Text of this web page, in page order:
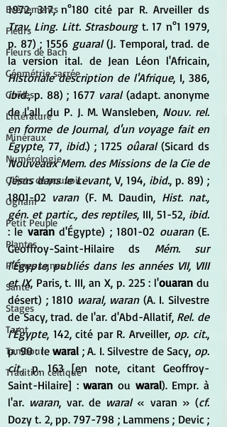
Evénements
Fleurs
Fleurs de Bach
Géométrie sacrée
Guides
Littérature
Minéraux
Numérologie
Objets de pouvoir
Ogham
Petit Peuple
Plantes
Pleines Lunes
Santé
Stages
Tarot
Tambour
Tradition celtique
Trav. Ling. Litt. Strasbourg t. 17 n°1 1979,
p. 87) ; 1556 guaral (J. Temporal, trad. de
Historiale description de l'Afrique
ibid., p. 88) ; 1677 varal (adapt. anonyme
de l'all. du P. J. M. Wansleben, Nouv. rel.
en forme de Journal, d'un voyage fait en
Égypte, 77, ibid.) ; 1725 oûaral
Nouveaux Mem. des Missions de la Cie de
Jésus dans le Levant, V, 194, ibid., p. 89) ;
1801-02 varan (F. M. Daudin, Hist. nat.,
gén. et partic., des reptiles, III, 51-52,
: le varan d'Égypte) ; 1801-02 ouaran (E.
Geoffroy-Saint-Hilaire ds Mém. sur
l'Égypte, publiés dans les années VII, VIII
et IX, Paris, t. III, an X, p. 225 : l'ouaran du
désert) ; 1810 waral, waran (A. I. Silvestre
de Sacy, trad. de l'ar. d'Abd-Allatif, Rel. de
l'Égypte, 142, cité par R. Arveiller, op. cit.,
p. 90 : le waral ; A. I. Silvestre de Sacy, op.
cit., p. 163 [en note, citant Geoffroy-
Saint-Hilaire] : waran ou waral). Empr. à
l'ar. waran, var. de waral « varan » (cf.
Dozy t. 2, pp. 797-798 ; Lammens ; Devic ;